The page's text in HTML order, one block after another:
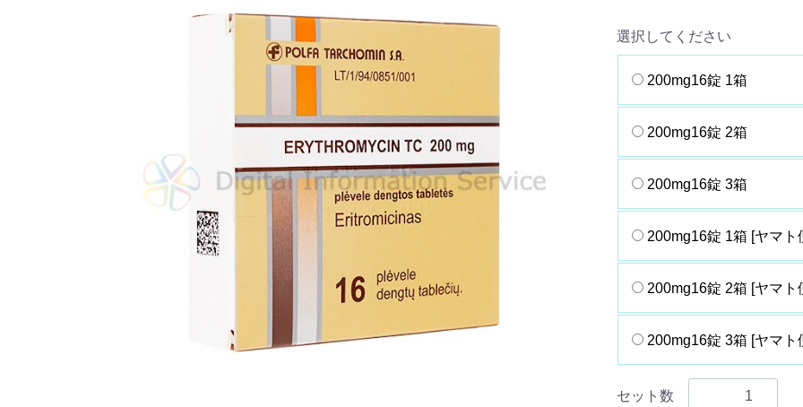
選択してください
200mg16錠 1箱
200mg16錠 2箱
200mg16錠 3箱
200mg16錠 1箱 [ヤマト
200mg16錠 2箱 [ヤマト
200mg16錠 3箱 [ヤマト
セット数